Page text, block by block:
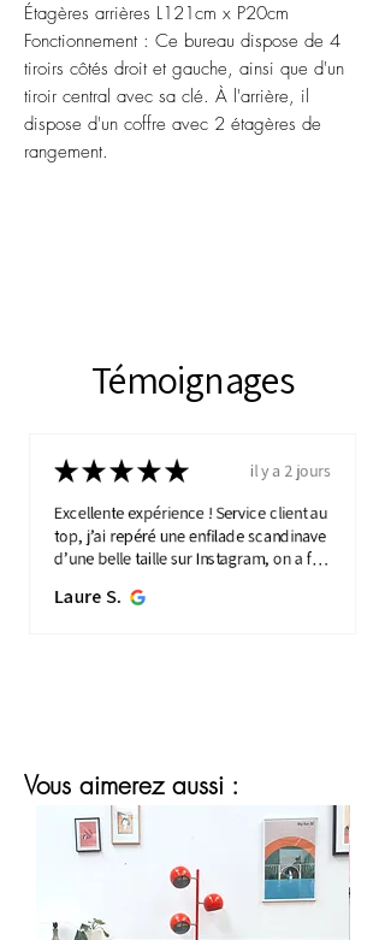
Témoignages
★★★★★
il y a 2 jours
Excellente expérience ! Service client au
top, j’ai repéré une enfilade scandinave
d’une belle taille sur Instagram, on a fait
plus...MONTRE PLUS
Laure S.
Étagères arrières L121cm x P20cm
Fonctionnement : Ce bureau dispose de 4
tiroirs côtés droit et gauche, ainsi que d'un
tiroir central avec sa clé. À l'arrière, il
dispose d'un coffre avec 2 étagères de
rangement.
Vous aimerez aussi :